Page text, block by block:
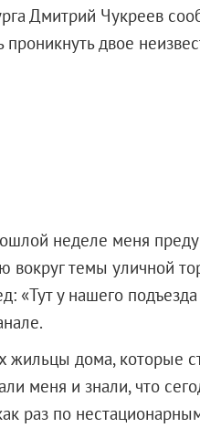
Дмитрий Чукреев
проникнуть двое
неделе меня
вокруг темы уличной
«Тут у нашего
жильцы дома, которые
меня и знали, что
раз по